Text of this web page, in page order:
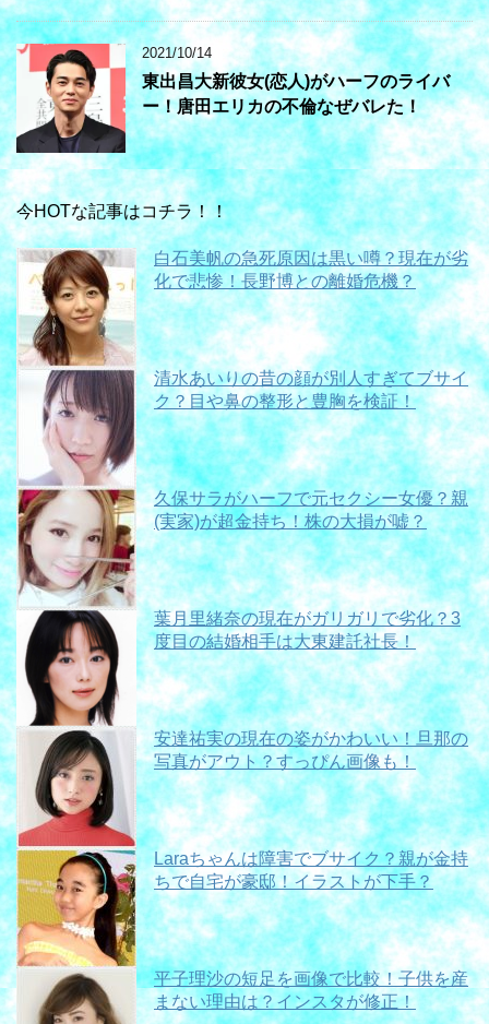
2021/10/14
東出昌大新彼女(恋人)がハーフのライバ
ー！唐田エリカの不倫なぜバレた！
今HOTな記事はコチラ！！
白石美帆の急死原因は黒い噂？現在が劣
化で悲惨！長野博との離婚危機？
清水あいりの昔の顔が別人すぎてブサイ
ク？目や鼻の整形と豊胸を検証！
久保サラがハーフで元セクシー女優？親
(実家)が超金持ち！株の大損が嘘？
葉月里緒奈の現在がガリガリで劣化？3
度目の結婚相手は大東建託社長！
安達祐実の現在の姿がかわいい！旦那の
写真がアウト？すっぴん画像も！
Laraちゃんは障害でブサイク？親が金持
ちで自宅が豪邸！イラストが下手？
平子理沙の短足を画像で比較！子供を産
まない理由は？インスタが修正！